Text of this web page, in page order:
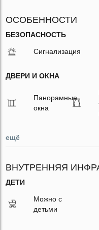
ОСОБЕННОСТИ
БЕЗОПАСНОСТЬ
Сигнализация
ДВЕРИ И ОКНА
Панорамные
окна
ещё
ВНУТРЕННЯЯ
ДЕТИ
Можно с
детьми